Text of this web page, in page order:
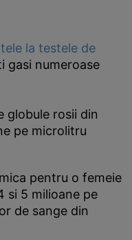
la testele de
gasi numeroase
globule rosii din
pe microlitru
pentru o femeie
si 5 milioane pe
de sange din